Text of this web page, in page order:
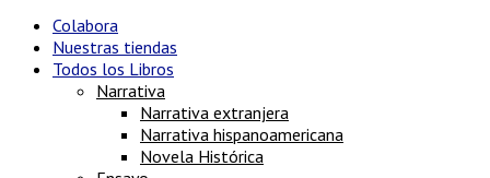
Colabora
Nuestras tiendas
Todos los Libros
Narrativa
Narrativa extranjera
Narrativa hispanoamericana
Novela Histórica